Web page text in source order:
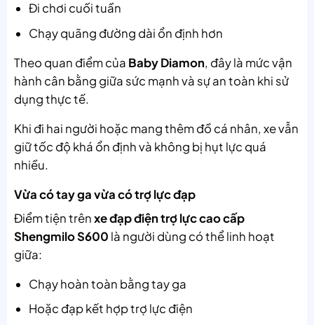
Đi chơi cuối tuần
Chạy quãng đường dài ổn định hơn
Theo quan điểm của Baby Diamon, đây là mức vận
hành cân bằng giữa sức mạnh và sự an toàn khi sử
dụng thực tế.
Khi đi hai người hoặc mang thêm đồ cá nhân, xe vẫn
giữ tốc độ khá ổn định và không bị hụt lực quá
nhiều.
Vừa có tay ga vừa có trợ lực đạp
Điểm tiện trênxe đạp điện trợ lực cao cấp
Shengmilo S600 là người dùng có thể linh hoạt
giữa:
Chạy hoàn toàn bằng tay ga
Hoặc đạp kết hợp trợ lực điện